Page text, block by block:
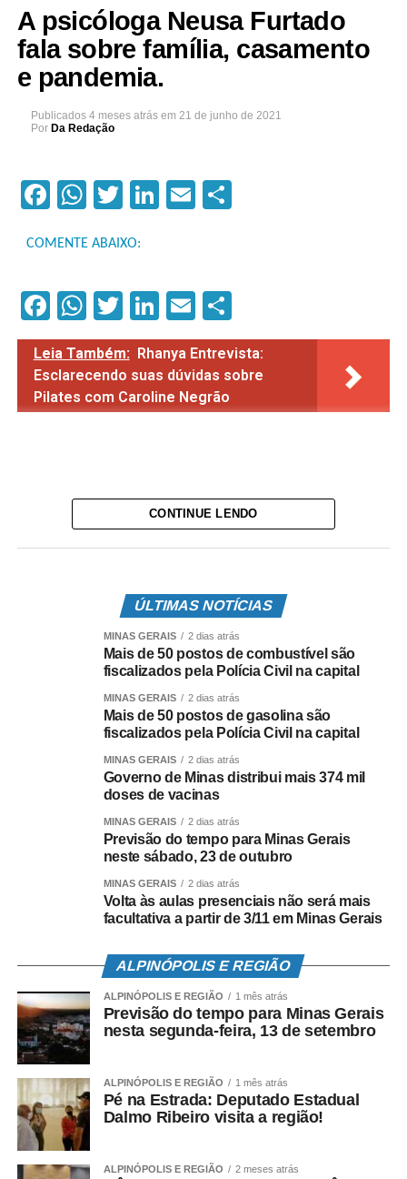
A psicóloga Neusa Furtado
fala sobre família, casamento
e pandemia.
Publicados 4 meses atrás em 21 de junho de 2021
Por Da Redação
Facebook
WhatsApp
Twitter
LinkedIn
EmailCompartilhar
COMENTE ABAIXO:
Facebook
WhatsApp
Twitter
LinkedIn
EmailCompartilhar
Leia Também: Rhanya Entrevista:
Esclarecendo suas dúvidas sobre
Pilates com Caroline Negrão
CONTINUE LENDO
ÚLTIMAS NOTÍCIAS
MINAS GERAIS 2 dias atrás
Mais de 50 postos de combustível são
fiscalizados pela Polícia Civil na capital
MINAS GERAIS 2 dias atrás
Mais de 50 postos de gasolina são
fiscalizados pela Polícia Civil na capital
MINAS GERAIS 2 dias atrás
Governo de Minas distribui mais 374 mil
doses de vacinas
MINAS GERAIS 2 dias atrás
Previsão do tempo para Minas Gerais
neste sábado, 23 de outubro
MINAS GERAIS 2 dias atrás
Volta às aulas presenciais não será mais
facultativa a partir de 3/11 em Minas Gerais
ALPINÓPOLIS E REGIÃO
ALPINÓPOLIS E REGIÃO 1 mês atrás
Previsão do tempo para Minas Gerais
nesta segunda-feira, 13 de setembro
ALPINÓPOLIS E REGIÃO 1 mês atrás
Pé na Estrada: Deputado Estadual
Dalmo Ribeiro visita a região!
ALPINÓPOLIS E REGIÃO 2 meses atrás